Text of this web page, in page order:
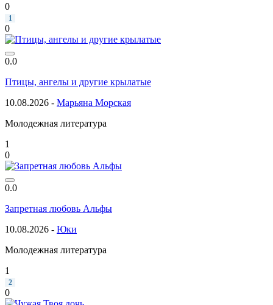
0
1
0
0.0
Птицы, ангелы и другие крылатые
10.08.2026 - Марьяна Морская
Молодежная литература
1
0
0.0
Запретная любовь Альфы
10.08.2026 - Юки
Молодежная литература
1
2
0